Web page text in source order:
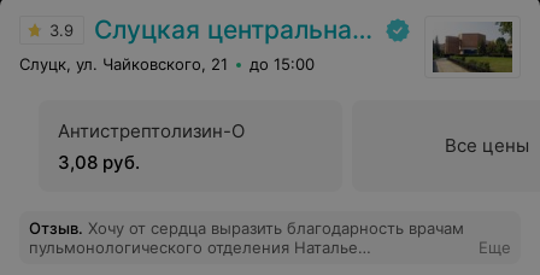
3.9 Слуцкая центральная районная больница
Слуцк, ул. Чайковского, 21 до 15:00
Антистрептолизин-О
3,08 руб.
Все цены
Отзыв. Хочу от сердца выразить благодарность врачам
пульмонологического отделения Наталье
Еще